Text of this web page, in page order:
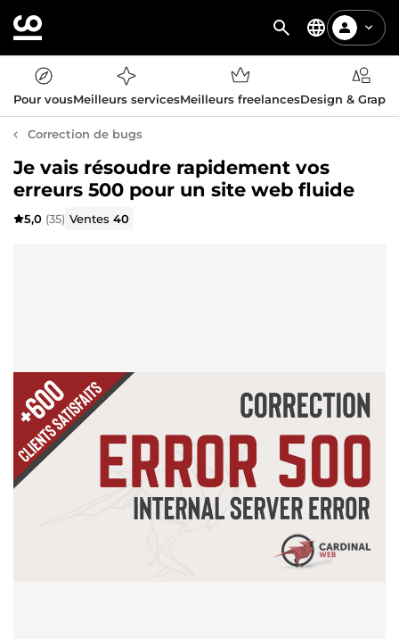
Pour vousMeilleurs servicesMeilleurs freelancesDesign &
Correction de bugs
Je vais résoudre rapidement vos
erreurs 500 pour un site web fluide
5,0 (35) Ventes40